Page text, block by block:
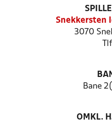
Snekkersten
3070
Bane
OMKL.